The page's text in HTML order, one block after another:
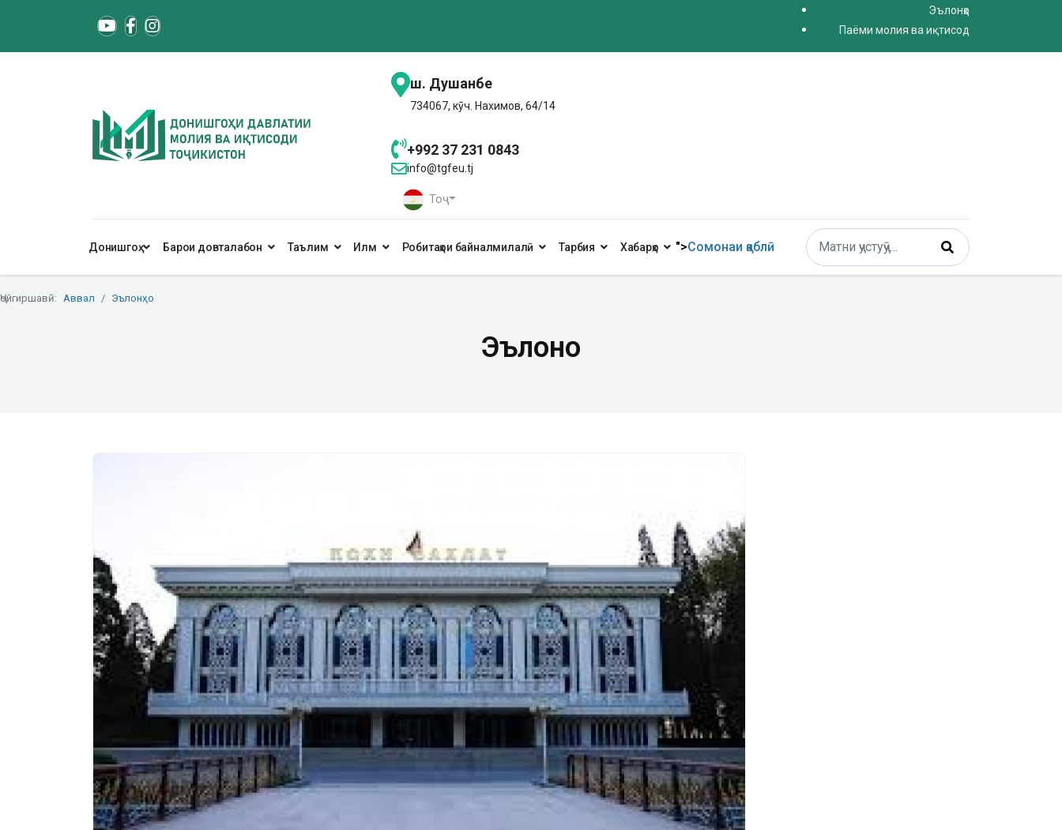
Эълонҳо
Паёми молия ва иқтисод
ш. Душанбе
734067, кӯч. Нахимов, 64/14
+992 37 231 0843
info@tgfeu.tj
Тоҷ
Донишгоҳ Барои довталабон Таълим Илм Робитаҳои байналмилалӣ Тарбия Хабарҳо ">Сомонаи қаблӣ
Поиск
Type 2 or more characters for results.
Ҷойгиршавӣ: Аввал Эълонҳо
Эълонҳо